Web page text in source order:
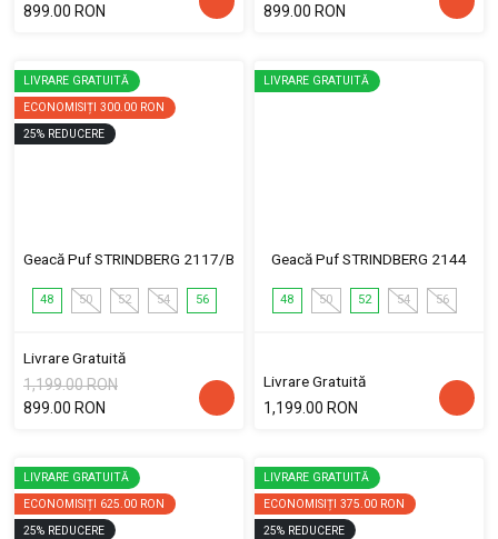
899.00 RON
899.00 RON
LIVRARE GRATUITĂ
ECONOMISIȚI 300.00 RON
25% REDUCERE
Geacă Puf STRINDBERG 2117/B
48 50 52 54 56
Livrare Gratuită
1,199.00 RON
899.00 RON
LIVRARE GRATUITĂ
Geacă Puf STRINDBERG 2144
48 50 52 54 56
Livrare Gratuită
1,199.00 RON
LIVRARE GRATUITĂ
ECONOMISIȚI 625.00 RON
25% REDUCERE
LIVRARE GRATUITĂ
ECONOMISIȚI 375.00 RON
25% REDUCERE